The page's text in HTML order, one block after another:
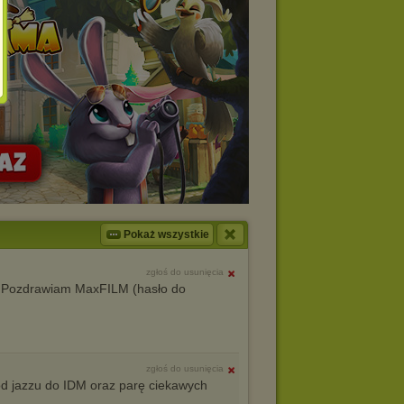
Pokaż wszystkie
zgłoś do usunięcia
MaxFILM (hasło do
zgłoś do usunięcia
jazzu do IDM oraz parę ciekawych